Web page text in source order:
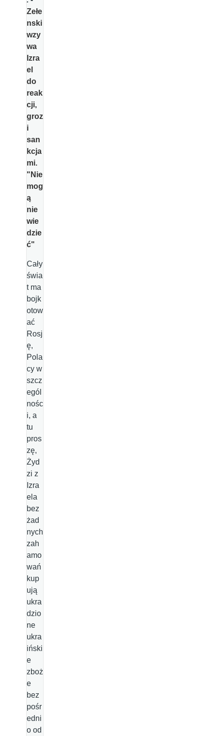
Zełe
nski
wzy
wa
Izra
el
do
reak
cji,
groz
i
san
kcja
mi.
"Nie
mog
ą
nie
wie
dzie
ć"
Cały
świa
t ma
bojk
otow
ać
Rosj
ę,
Pola
cy w
szcz
egól
nośc
i, a
tu
pros
zę,
Żyd
zi z
Izra
ela
bez
żad
nych
zah
amo
wań
kup
ują
ukra
dzio
ne
ukra
iński
e
zboż
e
bez
pośr
edni
o od